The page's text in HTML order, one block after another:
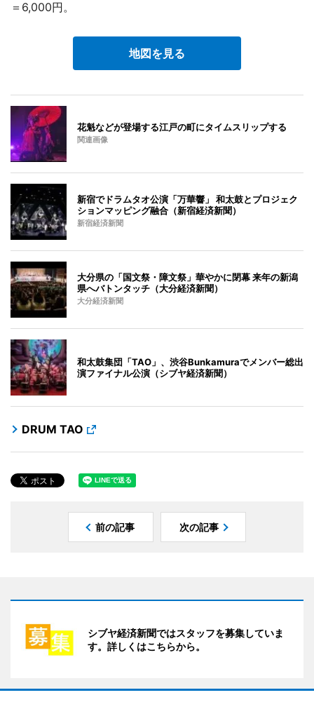
＝6,000円。
地図を見る
花魁などが登場する江戸の町にタイムスリップする
関連画像
新宿でドラムタオ公演「万華響」 和太鼓とプロジェク
ションマッピング融合（新宿経済新聞）
新宿経済新聞
大分県の「国文祭・障文祭」華やかに閉幕 来年の新潟
県へバトンタッチ（大分経済新聞）
大分経済新聞
和太鼓集団「TAO」、渋谷Bunkamuraでメンバー総出
演ファイナル公演（シブヤ経済新聞）
DRUM TAO
前の記事 次の記事
シブヤ経済新聞ではスタッフを募集していま
す。詳しくはこちらから。